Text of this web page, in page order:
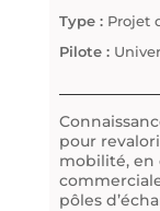
Type : Projet
Pilote :
pour
mobilité, en
pôles